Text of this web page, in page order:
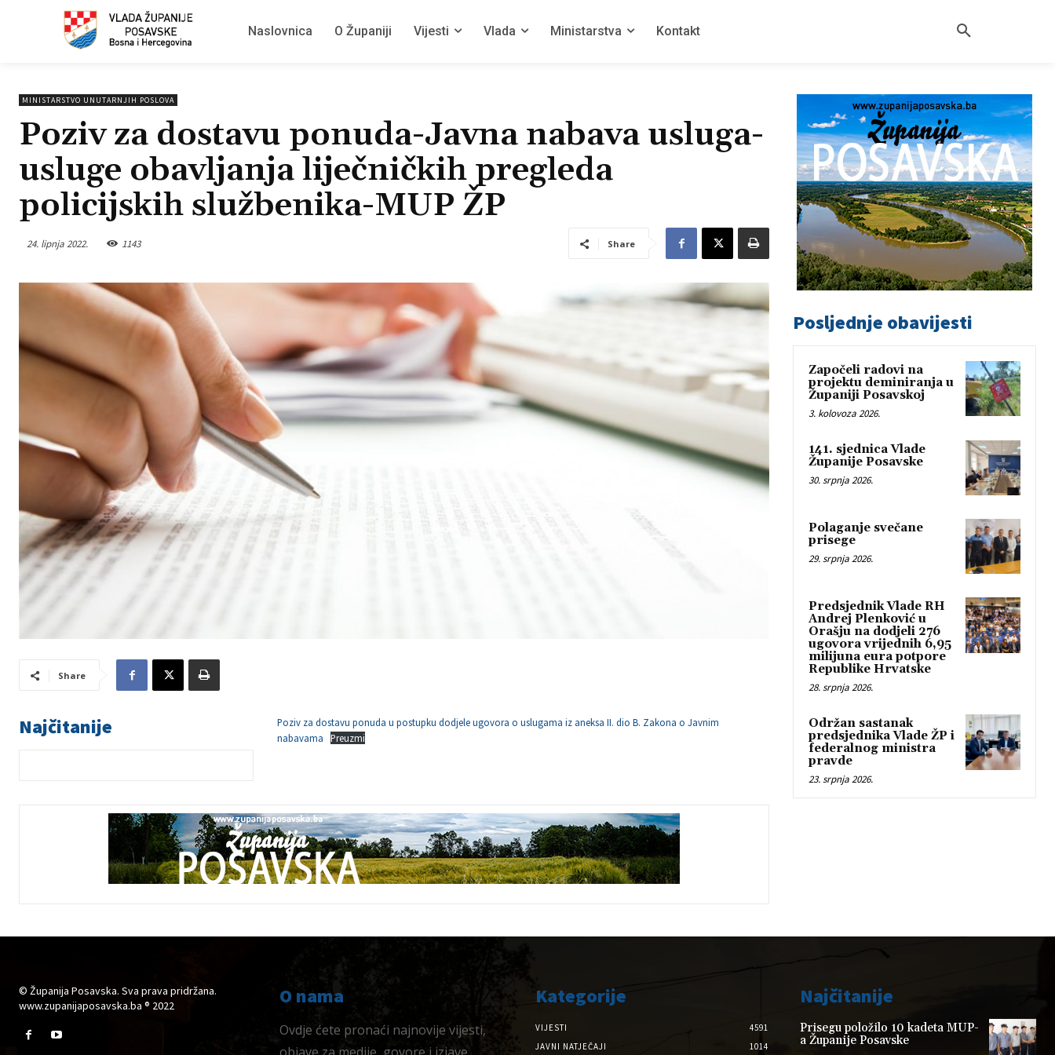
Naslovnica O Županiji Vijesti Vlada Ministarstva Kontakt
MINISTARSTVO UNUTARNJIH POSLOVA
Poziv za dostavu ponuda-Javna nabava usluga-
usluge obavljanja liječničkih pregleda
policijskih službenika-MUP ŽP
24. lipnja 2022. 1143 Share
Share
Najčitanije
Poziv za dostavu ponuda u postupku dodjele ugovora o uslugama iz aneksa II. dio B. Zakona o Javnim
nabavama
Preuzmi
Posljednje obavijesti
Započeli radovi na
projektu deminiranja u
Županiji Posavskoj
3. kolovoza 2026.
141. sjednica Vlade
Županije Posavske
30. srpnja 2026.
Polaganje svečane
prisege
29. srpnja 2026.
Predsjednik Vlade RH
Andrej Plenković u
Orašju na dodjeli 276
ugovora vrijednih 6,95
milijuna eura potpore
Republike Hrvatske
28. srpnja 2026.
Održan sastanak
predsjednika Vlade ŽP i
federalnog ministra
pravde
23. srpnja 2026.
© Županija Posavska. Sva prava pridržana.
www.zupanijaposavska.ba ® 2022
O nama
Ovdje ćete pronaći najnovije vijesti,
Kategorije
VIJESTI
4591
JAVNI NATJEČAJI
1014
Najčitanije
Prisegu položilo 10 kadeta MUP-
a Županije Posavske